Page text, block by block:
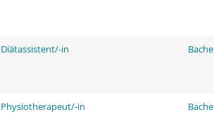
Diätassistent/-in
Physiotherapeut/-in